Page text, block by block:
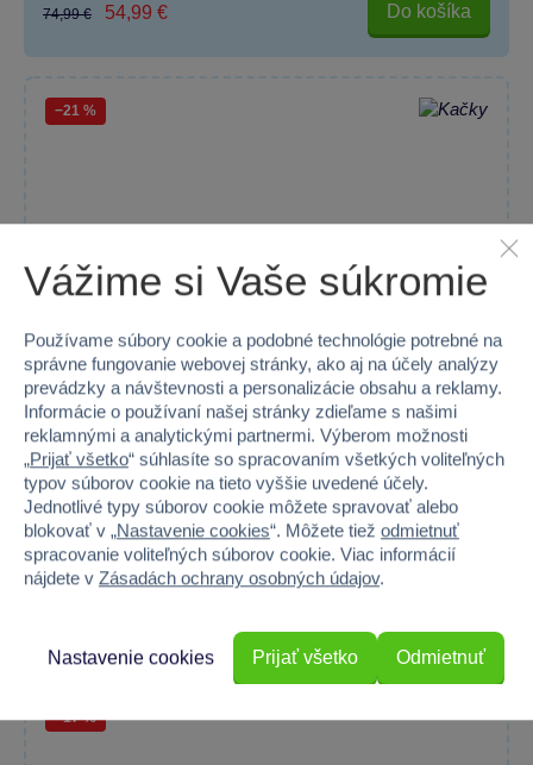
74,99 € 54,99 € Do košíka
−21 %
Drevený stolný FUTBAL 69 cm
Drevený futbalový stôl od Sparkys je ideálny pre rodinnú...
−17 %
Vážime si Vaše súkromie
Používame súbory cookie a podobné technológie potrebné na
správne fungovanie webovej stránky, ako aj na účely analýzy
prevádzky a návštevnosti a personalizácie obsahu a reklamy.
Informácie o používaní našej stránky zdieľame s našimi
reklamnými a analytickými partnermi. Výberom možnosti
„Prijať všetko“ súhlasíte so spracovaním všetkých voliteľných
typov súborov cookie na tieto vyššie uvedené účely.
Jednotlivé typy súborov cookie môžete spravovať alebo
blokovať v „Nastavenie cookies“. Môžete tiež odmietnuť
spracovanie voliteľných súborov cookie. Viac informácií
nájdete v Zásadách ochrany osobných údajov.
Odmietnuť
Nastavenie cookies Prijať všetko